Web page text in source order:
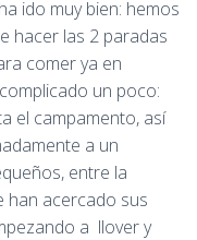
ido muy bien: hemos
hacer las 2 paradas
comer ya en
un poco:
el campamento, así
a un
entre la
han acercado sus
a llover y